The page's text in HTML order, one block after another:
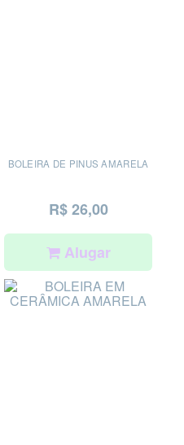
BOLEIRA DE PINUS AMARELA
R$ 26,00
Alugar